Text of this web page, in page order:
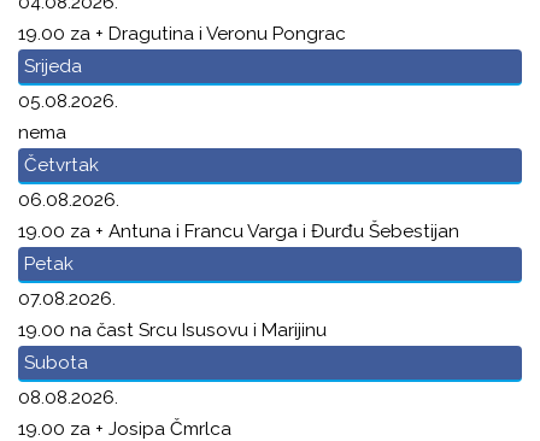
19.00 za + Dragutina i Veronu Pongrac
Srijeda
05.08.2026.
nema
Četvrtak
06.08.2026.
19.00 za + Antuna i Francu Varga i Đurđu Šebestijan
Petak
07.08.2026.
19.00 na čast Srcu Isusovu i Marijinu
Subota
08.08.2026.
19.00 za + Josipa Čmrlca